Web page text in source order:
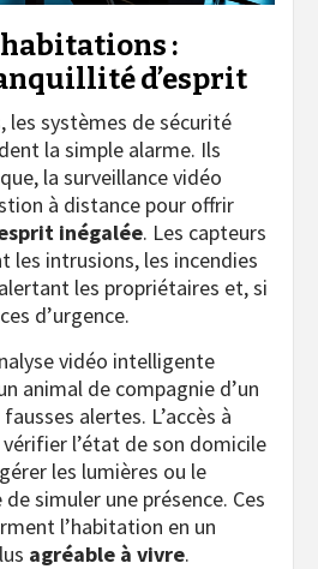
:
d’esprit
les systèmes de sécurité
la simple alarme. Ils
la surveillance vidéo
à distance pour offrir
inégalée. Les capteurs
les intrusions, les incendies
les propriétaires et, si
d’urgence.
vidéo intelligente
animal de compagnie d’un
alertes. L’accès à
l’état de son domicile
les lumières ou le
simuler une présence. Ces
l’habitation en un
agréable à vivre.